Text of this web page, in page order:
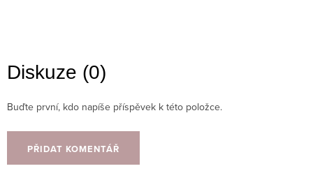
Diskuze (0)
Buďte první, kdo napíše příspěvek k této položce.
PŘIDAT KOMENTÁŘ